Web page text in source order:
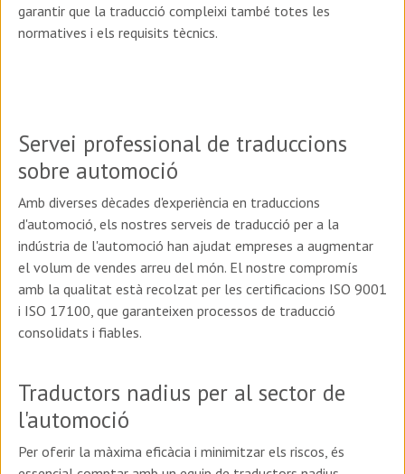
garantir que la traducció compleixi també totes les
normatives i els requisits tècnics.
Servei professional de traduccions
sobre automoció
Amb diverses dècades d'experiència en traduccions
d'automoció, els nostres serveis de traducció per a la
indústria de l'automoció han ajudat empreses a augmentar
el volum de vendes arreu del món. El nostre compromís
amb la qualitat està recolzat per les certificacions ISO 9001
i ISO 17100, que garanteixen processos de traducció
consolidats i fiables.
Traductors nadius per al sector de
l'automoció
Per oferir la màxima eficàcia i minimitzar els riscos, és